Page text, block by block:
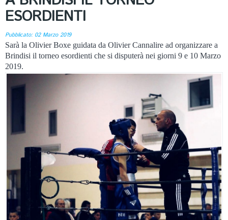
ESORDIENTI
Pubblicato: 02 Marzo 2019
Sarà la Olivier Boxe guidata da Olivier Cannalire ad organizzare a
Brindisi il torneo esordienti che si disputerà nei giorni 9 e 10 Marzo
2019.